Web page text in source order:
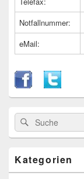
Notfallnummer:
eMail:
Suche
nach:
Suche
Kategorien